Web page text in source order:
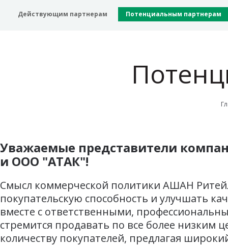
Действующим партнерам Потенциальным партнерам
Уважаемые представители
и ООО "АТАК"!
Смысл коммерческой политики АШАН
покупательскую способность и улучшать
вместе с ответственными,
стремится продавать по все более низким
количеству покупателей, предлагая